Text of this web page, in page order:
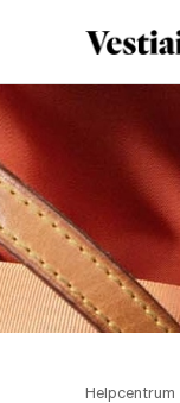
Helpcentrum